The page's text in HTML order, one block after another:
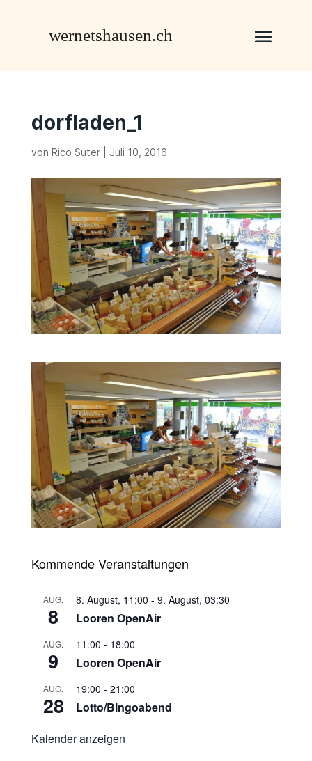
dorfladen_1
von Rico Suter| Juli 10, 2016
Kommende Veranstaltungen
AUG.
8
8. August, 11:00 - 9. August, 03:30
Looren OpenAir
AUG.
9
11:00 - 18:00
Looren OpenAir
AUG.
28
19:00 - 21:00
Lotto/Bingoabend
Kalender anzeigen